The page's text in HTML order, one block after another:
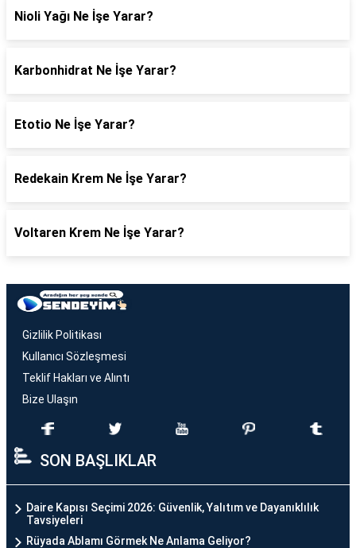
Nioli Yağı Ne İşe Yarar?
Karbonhidrat Ne İşe Yarar?
Etotio Ne İşe Yarar?
Redekain Krem Ne İşe Yarar?
Voltaren Krem Ne İşe Yarar?
Gizlilik Politikası
Kullanıcı Sözleşmesi
Teklif Hakları ve Alıntı
Bize Ulaşın
SON BAŞLIKLAR
Daire Kapısı Seçimi 2026: Güvenlik, Yalıtım ve Dayanıklılık
Tavsiyeleri
Rüyada Ablamı Görmek Ne Anlama Geliyor?